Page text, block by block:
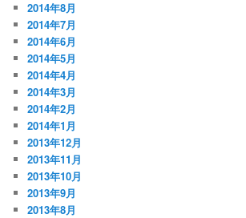
2014年8月
2014年7月
2014年6月
2014年5月
2014年4月
2014年3月
2014年2月
2014年1月
2013年12月
2013年11月
2013年10月
2013年9月
2013年8月